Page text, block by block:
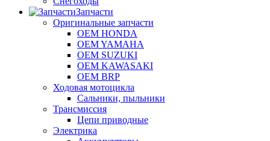
Запчасти
Оригинальные запчасти
OEM HONDA
OEM YAMAHA
OEM SUZUKI
OEM KAWASAKI
OEM BRP
Ходовая мотоцикла
Сальники, пыльники
Трансмиссия
Цепи приводные
Электрика